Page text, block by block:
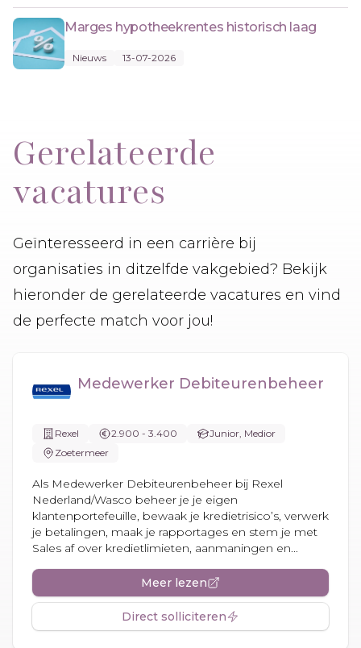
Marges hypotheekrentes historisch laag
Nieuws 13-07-2026
Gerelateerde
vacatures
Geïnteresseerd in een carrière bij
organisaties in ditzelfde vakgebied? Bekijk
hieronder de gerelateerde vacatures en vind
de perfecte match voor jou!
Medewerker Debiteurenbeheer
Rexel 2.900 - 3.400
Junior, Medior
Zoetermeer
Als Medewerker Debiteurenbeheer bij Rexel
Nederland/Wasco beheer je je eigen
klantenportefeuille, bewaak je kredietrisico’s, verwerk
je betalingen, maak je rapportages en stem je met
Sales af over kredietlimieten, aanmaningen en...
Meer lezen
Direct solliciteren